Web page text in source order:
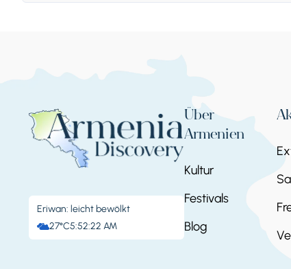
Eriwan: leicht bewölkt
27°C5:52:23 AM
Über
Armenien
Kultur
Festivals
Blog